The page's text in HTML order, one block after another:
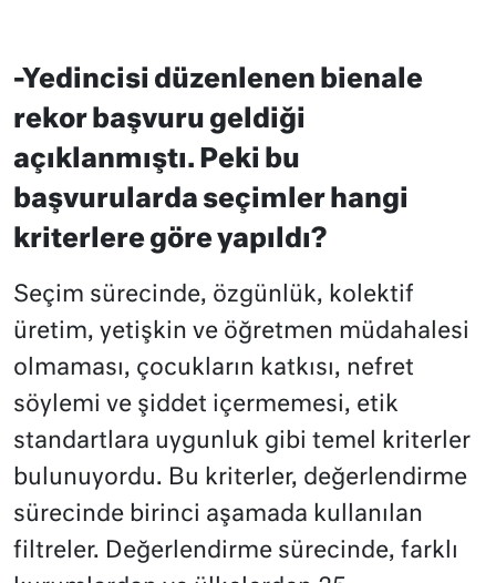
-Yedincisi düzenlenen bienale
rekor başvuru geldiği
açıklanmıştı. Peki bu
başvurularda seçimler hangi
kriterlere göre yapıldı?
Seçim sürecinde, özgünlük, kolektif
üretim, yetişkin ve öğretmen müdahalesi
olmaması, çocukların katkısı, nefret
söylemi ve şiddet içermemesi, etik
standartlara uygunluk gibi temel kriterler
bulunuyordu. Bu kriterler, değerlendirme
sürecinde birinci aşamada kullanılan
filtreler. Değerlendirme sürecinde, farklı